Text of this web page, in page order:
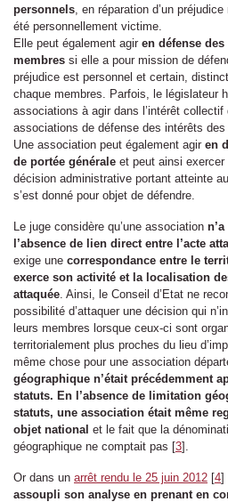
personnels, en réparation d’un
été personnellement victime.
Elle peut également agir en défense
membres si elle a pour mission de
préjudice est personnel et certain,
chaque membres. Parfois, le législateur
associations à agir dans l’intérêt
associations de défense des intérêts
Une association peut également agir en
de portée générale et peut ainsi
décision administrative portant atteinte
s’est donné pour objet de défendre.
Le juge considère qu’une association
l’absence de lien direct entre l’acte
exige une correspondance entre le
exerce son activité et la localisation
attaquée. Ainsi, le Conseil d’Etat ne
possibilité d’attaquer une décision qui
leurs membres lorsque ceux-ci sont
territorialement plus proches du lieu
même chose pour une association
géographique n’était précédemment
statuts. En l’absence de limitation
statuts, une association était même
objet national et le fait que la
géographique ne comptait pas [3] .
Or dans un arrêt rendu le 25 juin 2012 [4]
assoupli son analyse en prenant en